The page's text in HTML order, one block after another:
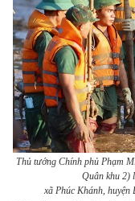
Thủ tướng Chính phủ Phạm
Quân khu 2)
xã Phúc Khánh,